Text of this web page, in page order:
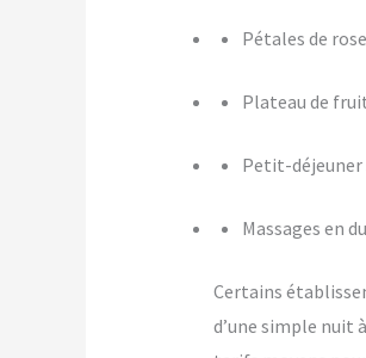
Pétales de
Plateau de
Petit-déjeuner
Massages en
Certains
d’une simple nuit